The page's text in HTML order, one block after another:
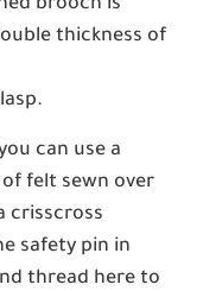
brooch is
thickness of
can use a
of felt sewn over
crisscross
safety pin in
thread here to